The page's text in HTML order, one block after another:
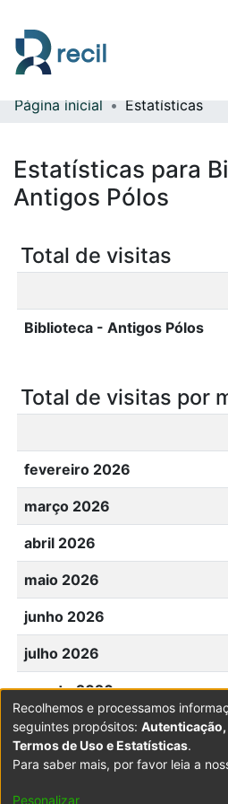
Comunidades & Coleções
Página inicial Estatísticas
Estatísticas para
Antigos Pólos
Total de visitas
Biblioteca - Antigos Pólos
Total de visitas por
fevereiro 2026
março 2026
abril 2026
maio 2026
junho 2026
julho 2026
agosto 2026
Powered by DSpace
Configurações
Recolhemos e processamos
seguintes propósitos:
Termos de Uso e Estatísticas.
Para saber mais, por favor leia a
Pesonalizar